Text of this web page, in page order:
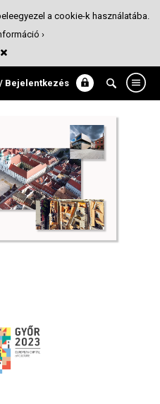
Bejelentkezés
Capital of Culture
a cookie-k használatába.
›